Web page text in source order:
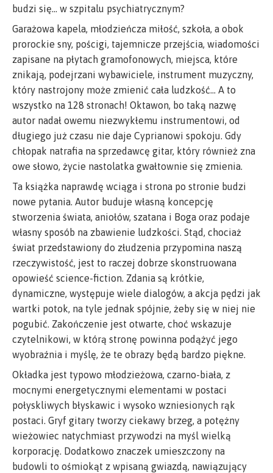
budzi się… w szpitalu psychiatrycznym?
Garażowa kapela, młodzieńcza miłość, szkoła, a obok
prorockie sny, pościgi, tajemnicze przejścia, wiadomości
zapisane na płytach gramofonowych, miejsca, które
znikają, podejrzani wybawiciele, instrument muzyczny,
który nastrojony może zmienić cała ludzkość… A to
wszystko na 128 stronach! Oktawon, bo taką nazwę
autor nadał owemu niezwykłemu instrumentowi, od
długiego już czasu nie daje Cyprianowi spokoju. Gdy
chłopak natrafia na sprzedawcę gitar, który również zna
owe słowo, życie nastolatka gwałtownie się zmienia.
Ta książka naprawdę wciąga i strona po stronie budzi
nowe pytania. Autor buduje własną koncepcję
stworzenia świata, aniołów, szatana i Boga oraz podaje
własny sposób na zbawienie ludzkości. Stąd, chociaż
świat przedstawiony do złudzenia przypomina naszą
rzeczywistość, jest to raczej dobrze skonstruowana
opowieść science-fiction. Zdania są krótkie,
dynamiczne, występuje wiele dialogów, a akcja pędzi jak
wartki potok, na tyle jednak spójnie, żeby się w niej nie
pogubić. Zakończenie jest otwarte, choć wskazuje
czytelnikowi, w którą stronę powinna podążyć jego
wyobraźnia i myślę, że te obrazy będą bardzo piękne.
Okładka jest typowo młodzieżowa, czarno-biała, z
mocnymi energetycznymi elementami w postaci
połyskliwych błyskawic i wysoko wzniesionych rąk
postaci. Gryf gitary tworzy ciekawy brzeg, a potężny
wieżowiec natychmiast przywodzi na myśl wielką
korporację. Dodatkowo znaczek umieszczony na
budowli to ośmiokąt z wpisaną gwiazdą, nawiązujący